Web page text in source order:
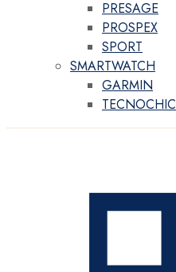
PRESAGE
PROSPEX
SPORT
SMARTWATCH
GARMIN
TECNOCHIC